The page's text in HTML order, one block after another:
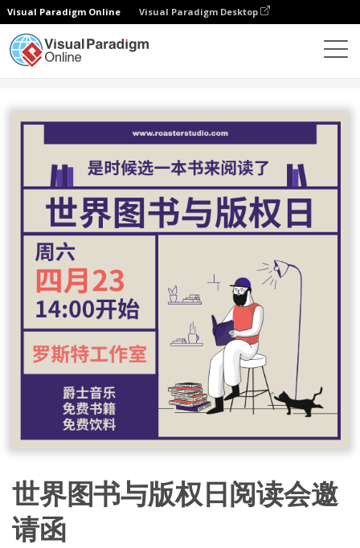
Visual Paradigm Online Visual Paradigm Desktop
世界图书与版权日阅读会邀
请函